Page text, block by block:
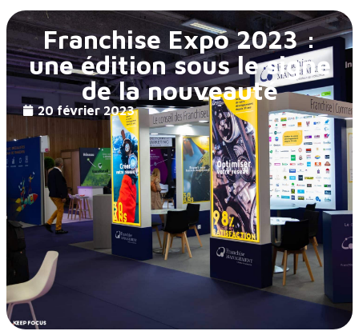
Franchise Expo 2023 :
une édition sous le signe
de la nouveauté
20 février 2023